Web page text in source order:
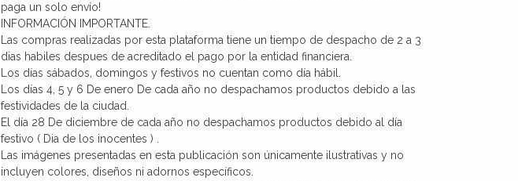
paga un solo envío!
INFORMACIÓN IMPORTANTE.
Las compras realizadas por esta plataforma tiene un tiempo de despacho de 2 a 3
dias habiles despues de acreditado el pago por la entidad financiera.
Los días sábados, domingos y festivos no cuentan como día hábil.
Los días 4, 5 y 6 De enero De cada año no despachamos productos debido a las
festividades de la ciudad.
El día 28 De diciembre de cada año no despachamos productos debido al día
festivo ( Dia de los inocentes ) .
Las imágenes presentadas en esta publicación son únicamente ilustrativas y no
incluyen colores, diseños ni adornos específicos.